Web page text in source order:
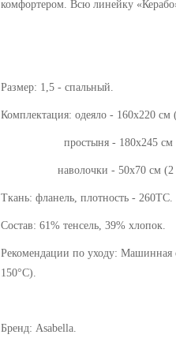
комфортером. Всю линейку «Керабо
Размер: 1,5 - спальный.
Комплектация: одеяло - 160х220 см
простыня - 180х245 см (1
наволочки - 50х70 см (2 шт.),
Ткань: фланель, плотность - 260ТС.
Состав: 61% тенсель, 39% хлопок.
Рекомендации по уходу: Машинная
150°C).
Бренд: Asabella.